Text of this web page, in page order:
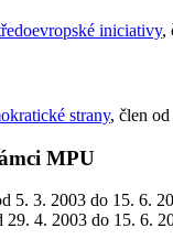
iniciativy,
strany, člen
MPU
5. 3. 2003 do 15. 6.
29. 4. 2003 do 15. 6.